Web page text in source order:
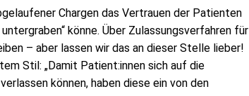
Chargen das Vertrauen der Patienten
könne. Über Zulassungsverfahren für
– aber lassen wir das an dieser Stelle lieber!
Stil: „Damit Patient:innen sich auf die
können, haben diese ein von den